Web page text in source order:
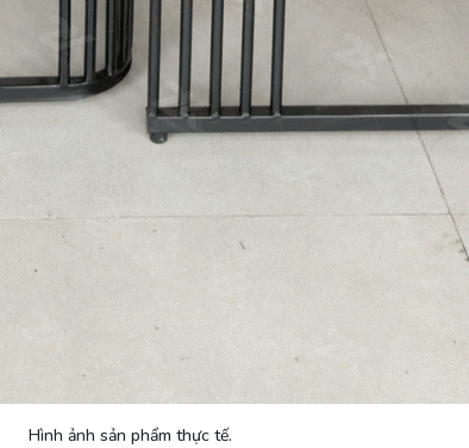
thực tế.